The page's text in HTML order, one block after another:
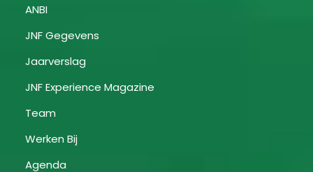
ANBI
JNF Gegevens
Jaarverslag
JNF Experience Magazine
Team
Werken Bij
Agenda